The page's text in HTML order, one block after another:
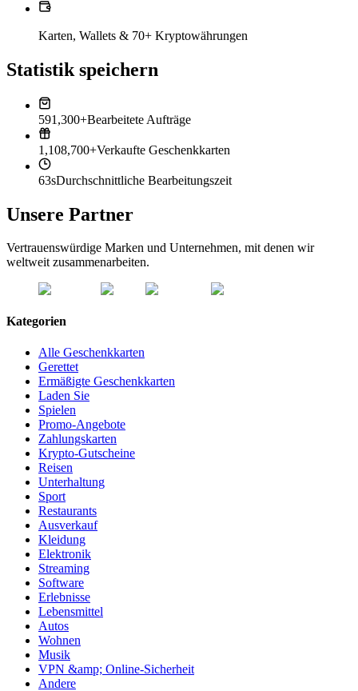
Karten, Wallets & 70+ Kryptowährungen
Statistik speichern
591,300+Bearbeitete Aufträge
1,108,700+Verkaufte Geschenkkarten
63sDurchschnittliche Bearbeitungszeit
Unsere Partner
Vertrauenswürdige Marken und Unternehmen, mit denen wir
weltweit zusammenarbeiten.
Kategorien
Alle Geschenkkarten
Gerettet
Ermäßigte Geschenkkarten
Laden Sie
Spielen
Promo-Angebote
Zahlungskarten
Krypto-Gutscheine
Reisen
Unterhaltung
Sport
Restaurants
Ausverkauf
Kleidung
Elektronik
Streaming
Software
Erlebnisse
Lebensmittel
Autos
Wohnen
Musik
VPN &amp; Online-Sicherheit
Andere